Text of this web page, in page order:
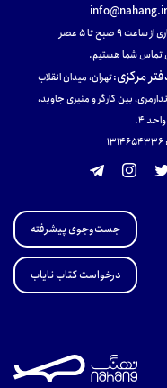
info@nahang.ir
۹ صبح تا ۵ عصر
تماس شما هستیم.
مرکزی:تهران، میدان انقلاب
بین کارگر و منیری جاوید،
جست‌وجوی پیشرفته
درخواست کتاب نایاب